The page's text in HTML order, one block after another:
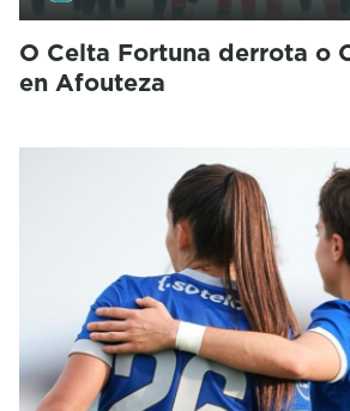
O Celta Fortuna derrota o
en Afouteza